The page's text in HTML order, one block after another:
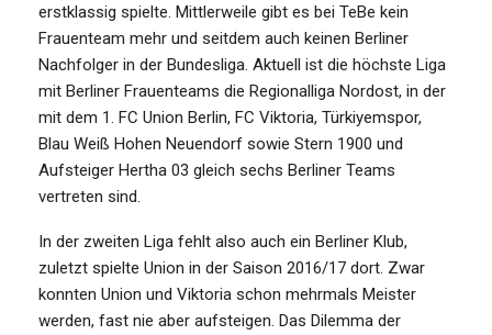
erstklassig spielte. Mittlerweile gibt es bei TeBe kein
Frauenteam mehr und seitdem auch keinen Berliner
Nachfolger in der Bundesliga. Aktuell ist die höchste Liga
mit Berliner Frauenteams die Regionalliga Nordost, in der
mit dem 1. FC Union Berlin, FC Viktoria, Türkiyemspor,
Blau Weiß Hohen Neuendorf sowie Stern 1900 und
Aufsteiger Hertha 03 gleich sechs Berliner Teams
vertreten sind.
In der zweiten Liga fehlt also auch ein Berliner Klub,
zuletzt spielte Union in der Saison 2016/17 dort. Zwar
konnten Union und Viktoria schon mehrmals Meister
werden, fast nie aber aufsteigen. Das Dilemma der